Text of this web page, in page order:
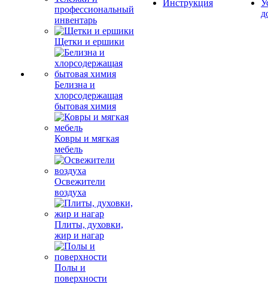
профессиональный
инвентарь
Щетки и ершики
Белизна и
хлорсодержащая
бытовая химия
Ковры и мягкая
мебель
Освежители
воздуха
Плиты, духовки,
жир и нагар
Полы и
поверхности
Инструкция